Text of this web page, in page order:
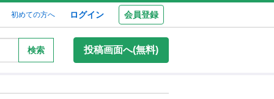
初めての方へ ログイン 会員登録
検索 投稿画面へ(無料)